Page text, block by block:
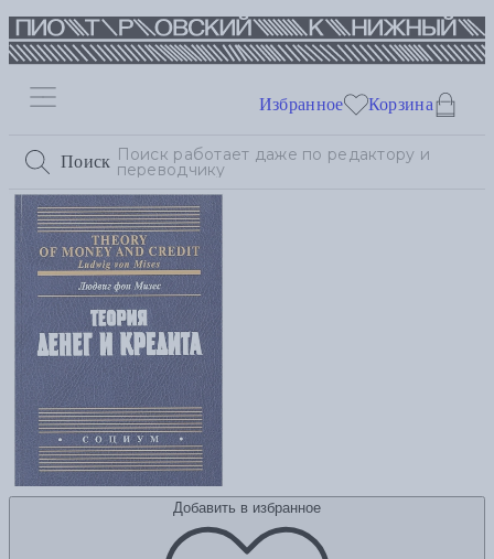
Поиск
Избранное Корзина
Добавить в избранное